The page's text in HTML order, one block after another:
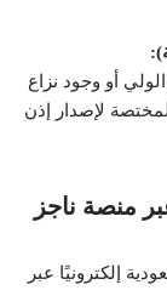
أو وجود نزاع
لإصدار إذن
منصة ناجز
إلكترونيًا عبر